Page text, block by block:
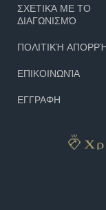
ΣΧΕΤΙΚΆ ΜΕ ΤΟ
ΔΙΑΓΩΝΙΣΜΌ
ΠΟΛΙΤΙΚΉ
ΕΠΙΚΟΙΝΩΝΊΑ
ΕΓΓΡΑΦΗ